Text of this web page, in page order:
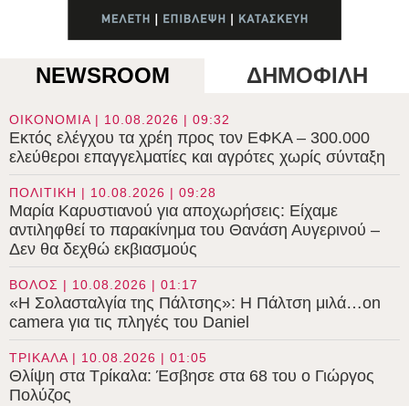
NEWSROOM ΔΗΜΟΦΙΛΗ
ΟΙΚΟΝΟΜΙΑ | 10.08.2026 | 09:32
Εκτός ελέγχου τα χρέη προς τον ΕΦΚΑ – 300.000
ελεύθεροι επαγγελματίες και αγρότες χωρίς σύνταξη
ΠΟΛΙΤΙΚΗ | 10.08.2026 | 09:28
Μαρία Καρυστιανού για αποχωρήσεις: Είχαμε
αντιληφθεί το παρακίνημα του Θανάση Αυγερινού –
Δεν θα δεχθώ εκβιασμούς
ΒΟΛΟΣ | 10.08.2026 | 01:17
«Η Σολασταλγία της Πάλτσης»: Η Πάλτση μιλά…on
camera για τις πληγές του Daniel
ΤΡΙΚΑΛΑ | 10.08.2026 | 01:05
Θλίψη στα Τρίκαλα: Έσβησε στα 68 του ο Γιώργος
Πολύζος